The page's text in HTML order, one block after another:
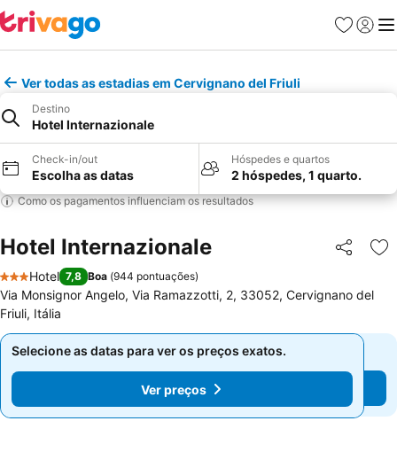
Favoritos
Iniciar
Ver todas as estadias em Cervignano del Friuli
Destino
Hotel Internazionale
Check-in/out
Escolha as datas
Hóspedes e quartos
2 hóspedes, 1 quarto.
Como os pagamentos influenciam os resultados
Hotel Internazionale Partilhar
3 Estrelas
Hotel 7,8 Boa (944 pontuações)
Via Monsignor Angelo, Via Ramazzotti, 2, 33052, Cervignano del
Friuli, Itália
Selecione as datas para ver os preços exatos.
Ver preços
Selecione as datas para ver os preços exatos.
Ver preços